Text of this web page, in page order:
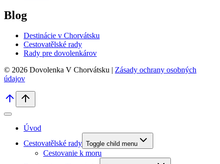
Blog
Destinácie v Chorvátsku
Cestovatělské rady
Rady pre dovolenkárov
© 2026 Dovolenka V Chorvátsku | Zásady ochrany osobných
údajov
Úvod
Cestovatělské rady Toggle child menu
Cestovanie k moru